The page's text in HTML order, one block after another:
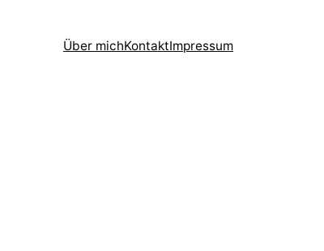
Über michKontaktImpressum